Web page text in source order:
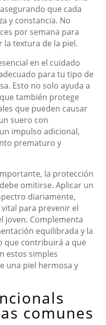
que cada
y constancia. No
por semana para
la textura de la piel.
en el cuidado
para tu tipo de
Esto no solo ayuda a
también protege
que pueden causar
suero con
impulso adicional,
prematuro y
la protección
omitirse. Aplicar un
diariamente,
para prevenir el
joven. Complementa
equilibrada y la
que contribuirá a que
estos simples
una piel hermosa y
comunes